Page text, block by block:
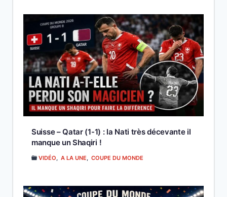
Suisse – Qatar (1-1) : la Nati très décevante il
manque un Shaqiri !
VIDÉO A LA UNE COUPE DU MONDE